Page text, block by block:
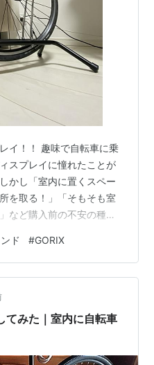
イ！！ 趣味で自転車に乗
スプレイに憧れたことが
かし「室内に置くスペー
を取る！」「そもそも室
など購入前の不安の種は
、もしくはこれから自転
いる方のためにおすすめ
す！ 自分自身もつい最近
いました。僕の住んでい
るので、自転車を保管す
。もちろん駐輪…
ド #GORIX
てみた｜室内に自転車